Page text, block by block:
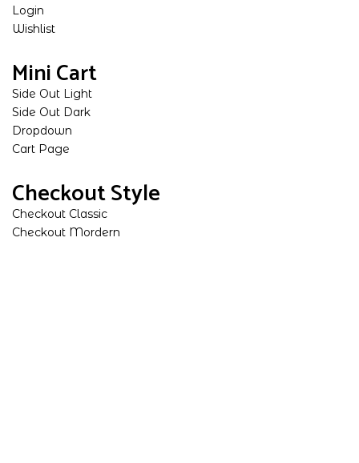
Login
Wishlist
Mini Cart
Side Out Light
Side Out Dark
Dropdown
Cart Page
Checkout Style
Checkout Classic
Checkout Mordern